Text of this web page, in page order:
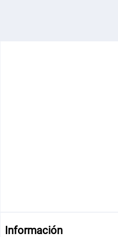
Información